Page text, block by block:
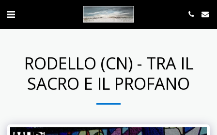
RODELLO (CN) - TRA IL
SACRO E IL PROFANO